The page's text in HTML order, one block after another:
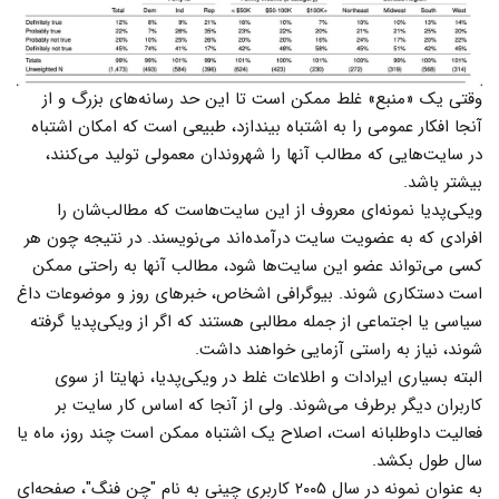
وقتی یک «منبع» غلط ممکن است تا این حد رسانه‌های بزرگ و از
آنجا افکار عمومی را به اشتباه بیندازد، طبیعی است که امکان اشتباه
در سایت‌هایی که مطالب آنها را شهروندان معمولی تولید می‌کنند،
بیشتر باشد.
ویکی‌پدیا نمونه‌ای معروف از این سایت‌هاست که مطالب‌شان را
افرادی که به عضویت سایت درآمده‌اند می‌نویسند. در نتیجه چون هر
کسی می‌تواند عضو این سایت‌ها شود، مطالب آنها به راحتی ممکن
است دستکاری شوند. بیوگرافی اشخاص، خبرهای روز و موضوعات داغ
سیاسی یا اجتماعی از جمله مطالبی هستند که اگر از ویکی‌پدیا گرفته
شوند، نیاز به راستی آزمایی خواهند داشت.
البته بسیاری ایرادات و اطلاعات غلط در ویکی‌پدیا، نهایتا از سوی
کاربران دیگر برطرف می‌شوند. ولی از آنجا که اساس کار سایت بر
فعالیت‌ داوطلبانه است، اصلاح یک اشتباه ممکن است چند روز، ماه یا
سال طول بکشد.
به عنوان نمونه در سال ۲۰۰۵ کاربری چینی به نام "چن فنگ"، صفحه‌ای